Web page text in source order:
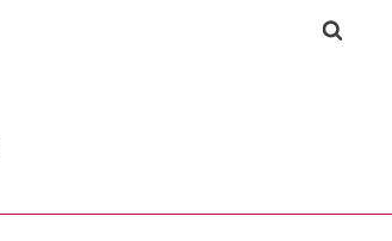
Jump directly to: content
Jump directly to: search
Jump directly to: main